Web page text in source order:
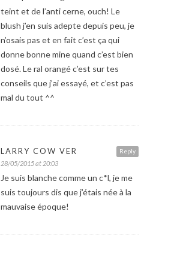
teint et de l’anti cerne, ouch! Le
blush j’en suis adepte depuis peu, je
n’osais pas et en fait c’est ça qui
donne bonne mine quand c’est bien
dosé. Le ral orangé c’est sur tes
conseils que j’ai essayé, et c’est pas
mal du tout ^^
Reply
LARRY COW VER
28/05/2015 at 20:03
Je suis blanche comme un c*l, je me
suis toujours dis que j’étais née à la
mauvaise époque!